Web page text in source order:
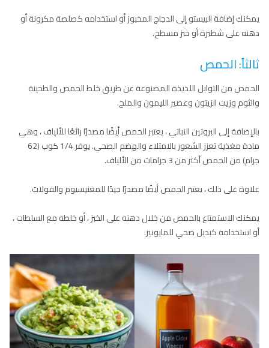
يمكنك إضافة البيستو إلى الدجاج المخبوز أو استخدامه كصلصة مكرونة أو
دهنه على شطيرة أو خبز مسطح.
ثالثاً: الحمص
الحمص من التوابل اللذيذة المصنوعة عن طريق خلط الحمص والطحينة
والثوم وزيت الزيتون وعصير الليمون والملح.
بالإضافة إلى البروتين النباتي ، يعتبر الحمص أيضًا مصدرًا رائعًا للألياف ، وهي
مادة مغذية تعزز الشعور بالامتلاء والهضم الصحي. يوفر 1/4 كوب (62
جرام) من الحمص أكثر من 3 جرامات من الألياف.
علاوة على ذلك ، يعتبر الحمص أيضًا مصدرًا جيدًا للمغنيسيوم والفولات.
يمكنك الاستمتاع بالحمص من خلال دهنه على الخبز ، أو خلطه مع السلطات ،
أو استخدامه كبديل صحي للمايونيز.